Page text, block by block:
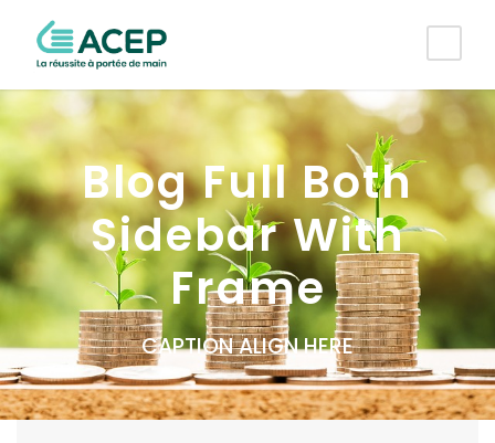
Blog Full Both
Sidebar With
Frame
CAPTION ALIGN HERE